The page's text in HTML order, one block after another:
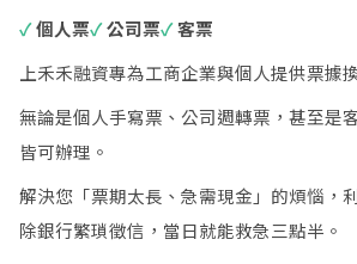
✓個人票✓公司票✓客票
上禾禾融資專為工商企業與個人提供票據
無論是個人手寫票、公司週轉票，甚至是
皆可辦理。
解決您「票期太長、急需現金」的煩惱，
除銀行繁瑣徵信，當日就能救急三點半。